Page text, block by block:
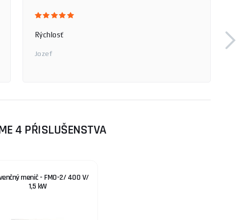
Rýchlosť
Jozef
4 PŔISLUŠENSTVA
menič - FMO-2/ 400 V/
1,5 kW